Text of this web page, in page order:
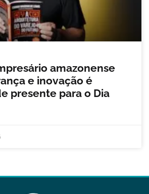
amazonense
e inovação é
presente para o Dia